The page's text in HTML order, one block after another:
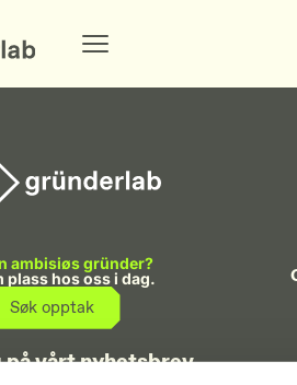
ambisiøs gründer?
plass hos oss i dag.
Søk opptak
på vårt nyhetsbrev